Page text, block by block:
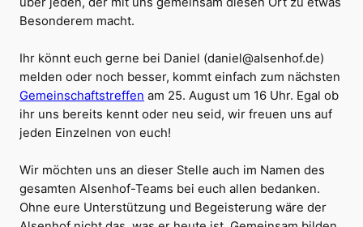
Besonderem macht.
Ihr könnt euch gerne bei Daniel (daniel@alsenhof.de)
melden oder noch besser, kommt einfach zum nächsten
Gemeinschaftstreffen am 25. August um 16 Uhr. Egal ob
ihr uns bereits kennt oder neu seid, wir freuen uns auf
jeden Einzelnen von euch!
Wir möchten uns an dieser Stelle auch im Namen des
gesamten Alsenhof-Teams bei euch allen bedanken.
Ohne eure Unterstützung und Begeisterung wäre der